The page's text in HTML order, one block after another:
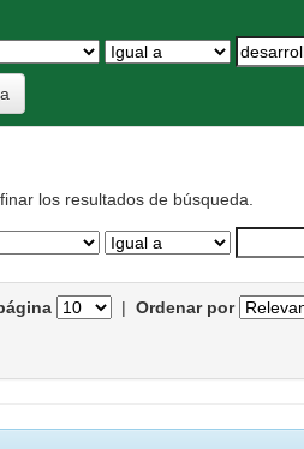
los resultados de búsqueda.
| Ordenar por